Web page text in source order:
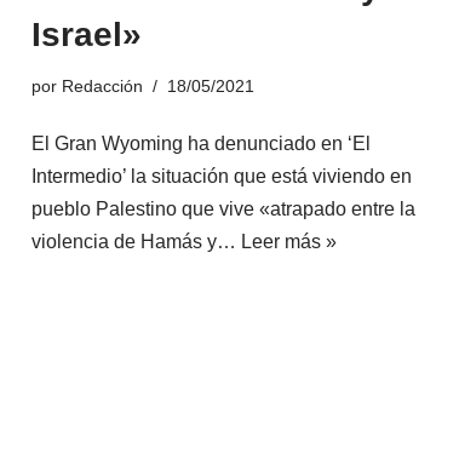
Israel»
por Redacción 18/05/2021
El Gran Wyoming ha denunciado en ‘El
Intermedio’ la situación que está viviendo en
pueblo Palestino que vive «atrapado entre la
violencia de Hamás y… Leer más »